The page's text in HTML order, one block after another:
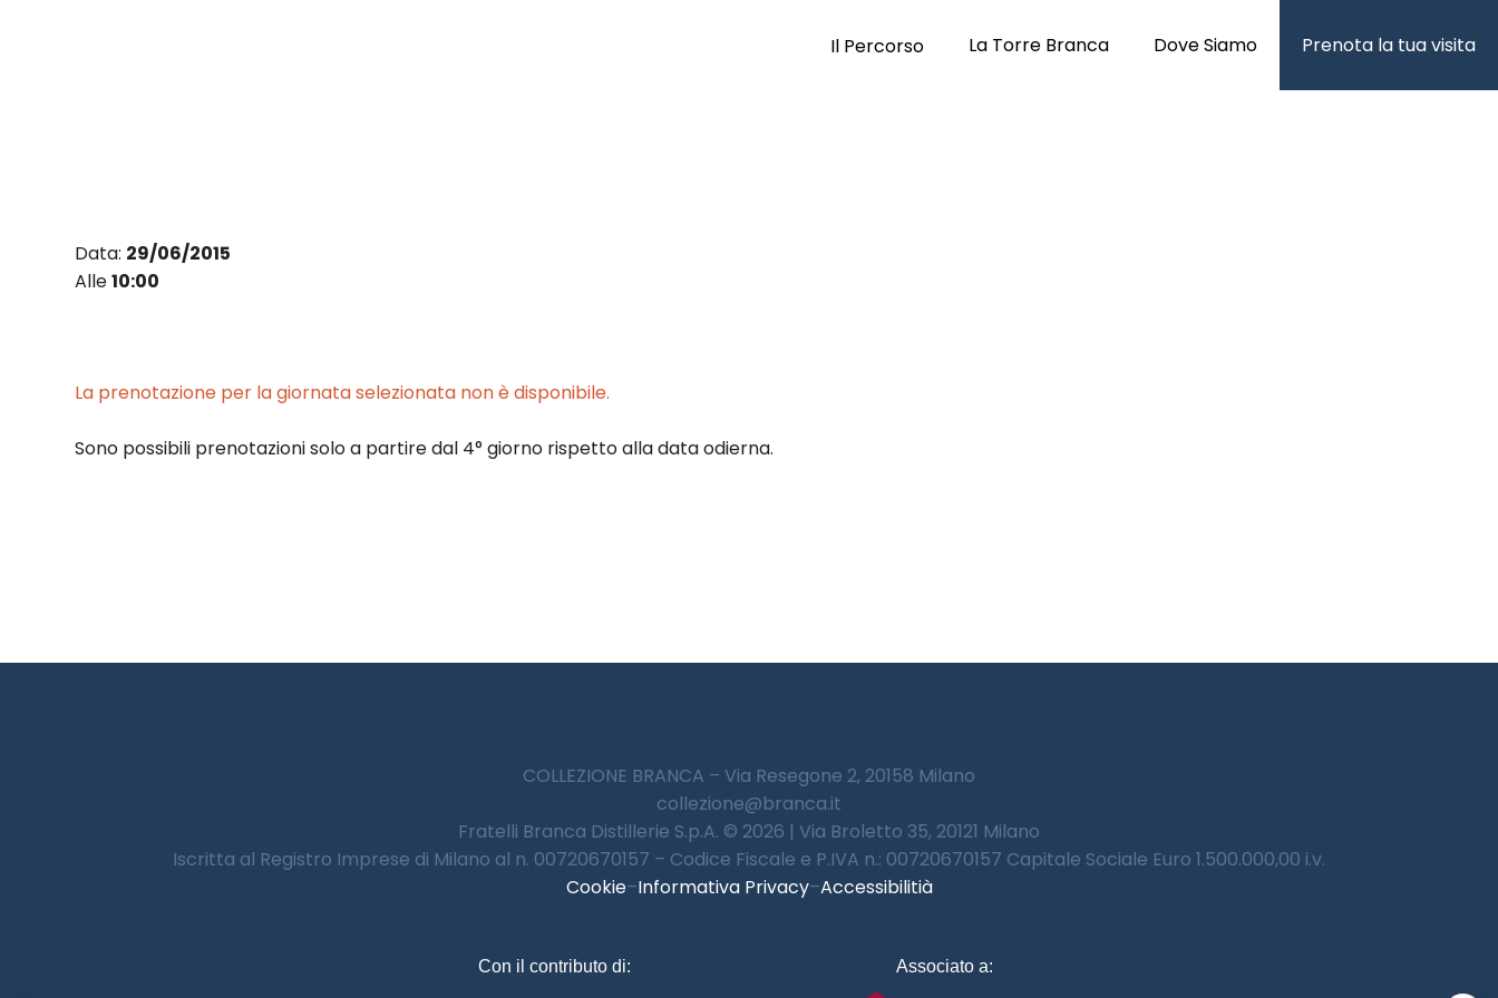
Il Percorso La Torre Branca Dove Siamo Prenota la tua visita
Data: 29/06/2015
Alle10:00
La prenotazione per la giornata selezionata non è disponibile.
Sono possibili prenotazioni solo a partire dal 4° giorno rispetto alla data odierna.
COLLEZIONE BRANCA – Via Resegone 2, 20158 Milano
collezione@branca.it
Fratelli Branca Distillerie S.p.A. © 2026 | Via Broletto 35, 20121 Milano
Iscritta al Registro Imprese di Milano al n. 00720670157 – Codice Fiscale e P.IVA n.: 00720670157 Capitale Sociale Euro 1.500.000,00 i.v.
Cookie–Informativa Privacy–Accessibilitià
Con il contributo di: Associato a: